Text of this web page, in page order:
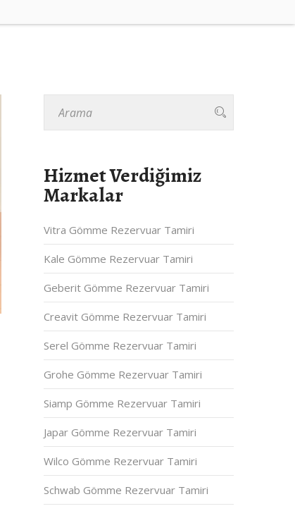
Hizmet Verdiğimiz
Markalar
Vitra Gömme Rezervuar Tamiri
Kale Gömme Rezervuar Tamiri
Geberit Gömme Rezervuar Tamiri
Creavit Gömme Rezervuar Tamiri
Serel Gömme Rezervuar Tamiri
Grohe Gömme Rezervuar Tamiri
Siamp Gömme Rezervuar Tamiri
Japar Gömme Rezervuar Tamiri
Wilco Gömme Rezervuar Tamiri
Schwab Gömme Rezervuar Tamiri